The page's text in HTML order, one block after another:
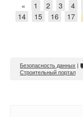
« 1 2 3 4
14
15 16 17
Безопасность данных |
Строительный портал